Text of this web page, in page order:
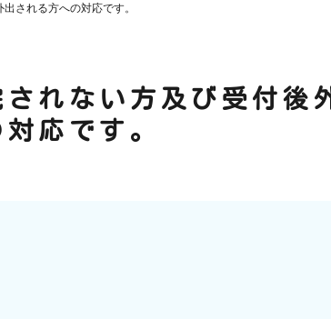
される方への対応です。
ない方及び受付後
応です。